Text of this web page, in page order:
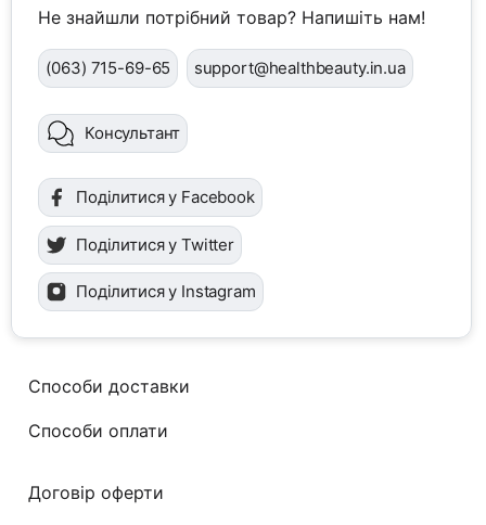
Не знайшли потрібний товар? Напишіть нам!
(063) 715-69-65 support@healthbeauty.in.ua
Консультант
Поділитися у Facebook
Поділитися у Twitter
Поділитися у Instagram
Способи доставки
Способи оплати
Договір оферти